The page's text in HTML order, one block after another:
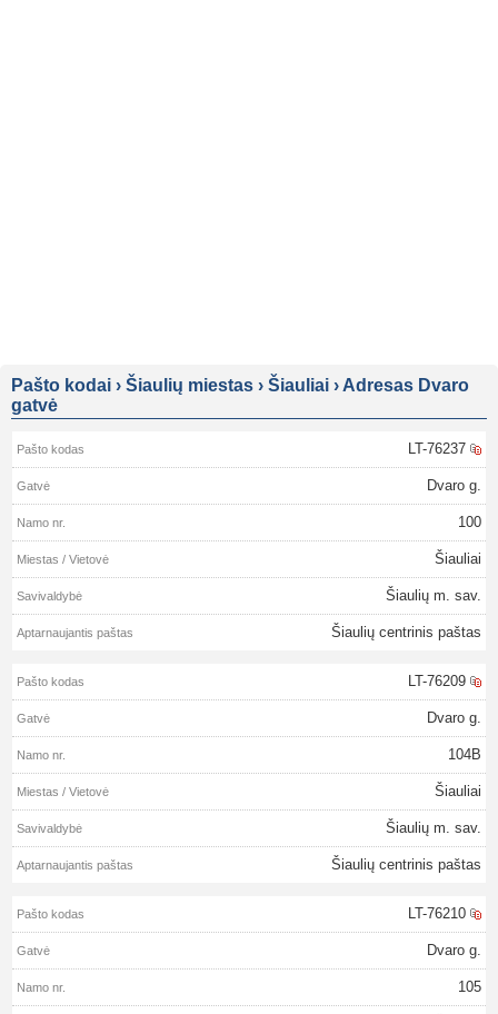
Pašto kodai › Šiaulių miestas › Šiauliai › Adresas Dvaro
gatvė
LT-76237
Dvaro g.
100
Šiauliai
Šiaulių m. sav.
Šiaulių centrinis paštas
LT-76209
Dvaro g.
104B
Šiauliai
Šiaulių m. sav.
Šiaulių centrinis paštas
LT-76210
Dvaro g.
105